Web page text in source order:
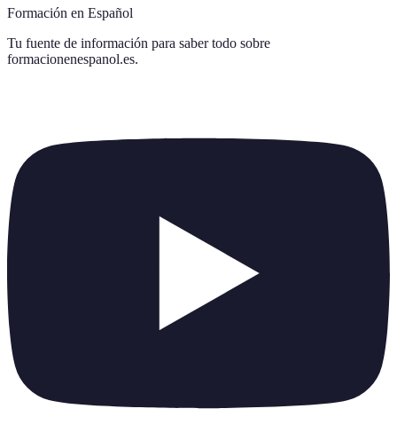
Formación en Español
Tu fuente de información para saber todo sobre
formacionenespanol.es.